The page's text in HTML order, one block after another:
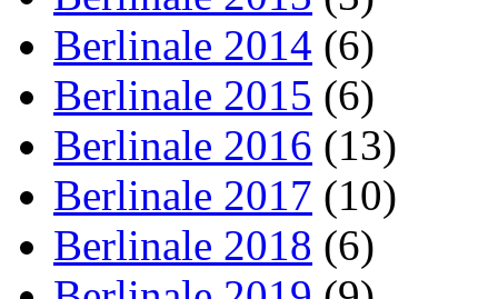
Berlinale 2014 (6)
Berlinale 2015 (6)
Berlinale 2016 (13)
Berlinale 2017 (10)
Berlinale 2018 (6)